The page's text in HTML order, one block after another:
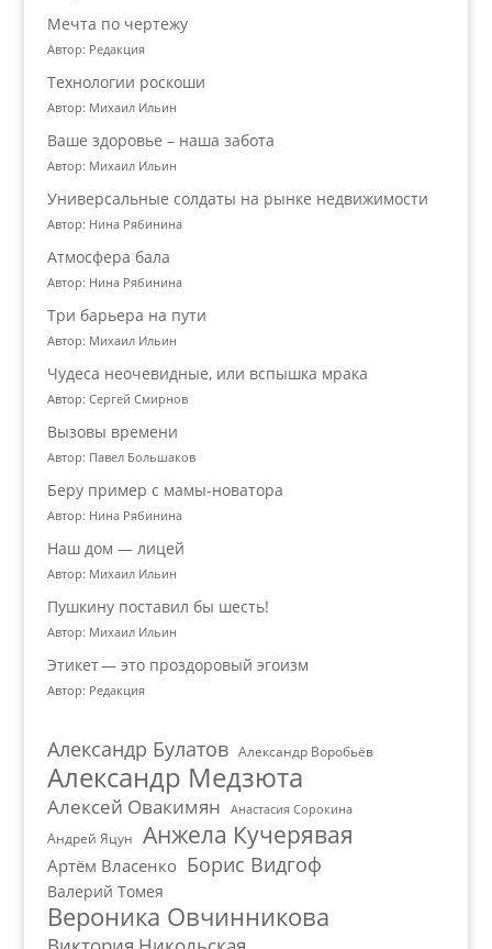
Мечта по чертежу
Автор: Редакция
Технологии роскоши
Автор: Михаил Ильин
Ваше здоровье – наша забота
Автор: Михаил Ильин
Универсальные солдаты на рынке недвижимости
Автор: Нина Рябинина
Атмосфера бала
Автор: Нина Рябинина
Три барьера на пути
Автор: Михаил Ильин
Чудеса неочевидные, или вспышка мрака
Автор: Сергей Смирнов
Вызовы времени
Автор: Павел Большаков
Беру пример с мамы-новатора
Автор: Нина Рябинина
Наш дом — лицей
Автор: Михаил Ильин
Пушкину поставил бы шесть!
Автор: Михаил Ильин
Этикет — это проздоровый эгоизм
Автор: Редакция
Александр Булатов Александр Воробьёв
Александр Медзюта
Алексей Овакимян Анастасия Сорокина
Андрей Яцун Анжела Кучерявая
Артём Власенко Борис Видгоф
Валерий Томея
Вероника Овчинникова